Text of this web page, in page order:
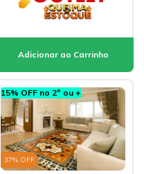
15% OFF no 2º ou +
37% OFF